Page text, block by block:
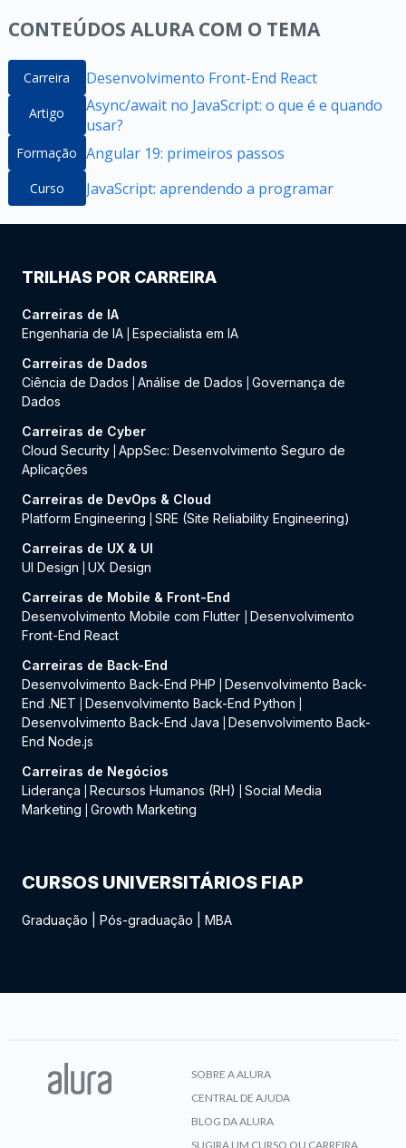
CONTEÚDOS ALURA COM O TEMA
Carreira Desenvolvimento Front-End React
Artigo
Async/await no JavaScript: o que é e quando
usar?
Formação Angular 19: primeiros passos
Curso JavaScript: aprendendo a programar
TRILHAS POR CARREIRA
Carreiras de IA
Engenharia de IA Especialista em IA
Carreiras de Dados
Ciência de Dados
Análise de Dados
Governança de
Dados
Carreiras de Cyber
Cloud Security AppSec: Desenvolvimento Seguro de
Aplicações
Carreiras de DevOps & Cloud
Platform Engineering
SRE (Site Reliability Engineering)
Carreiras de UX & UI
UI Design
UX Design
Carreiras de Mobile & Front-End
Desenvolvimento Mobile com Flutter
Desenvolvimento
Front-End React
Carreiras de Back-End
Desenvolvimento Back-End PHP
Desenvolvimento Back-
End .NET
Desenvolvimento Back-End Python
Desenvolvimento Back-End Java
Desenvolvimento Back-
End Node.js
Carreiras de Negócios
Liderança
Recursos Humanos (RH)
Social Media
Marketing
Growth Marketing
CURSOS UNIVERSITÁRIOS FIAP
Graduação Pós-graduação MBA
SOBRE A ALURA
CENTRAL DE AJUDA
BLOG DA ALURA
SUGIRA UM CURSO OU CARREIRA